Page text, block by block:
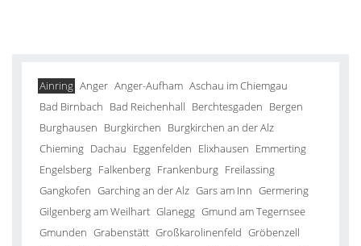
Ainring Anger Anger-Aufham Aschau im Chiemgau
Bad Birnbach Bad Reichenhall Berchtesgaden Bergen
Burghausen Burgkirchen Burgkirchen an der Alz
Chieming Dachau Eggenfelden Elixhausen Emmerting
Engelsberg Falkenberg Frankenburg Freilassing
Gangkofen Garching an der Alz Gars am Inn Germering
Gilgenberg am Weilhart Glanegg Gmund am Tegernsee
Gmunden Grabenstätt Großkarolinenfeld Gröbenzell